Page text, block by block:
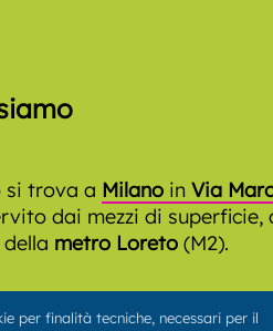
si trova a Milano in Via
dai mezzi di
metro Loreto (M2).
è un progettoTrust
per finalità tecniche, necessari per il